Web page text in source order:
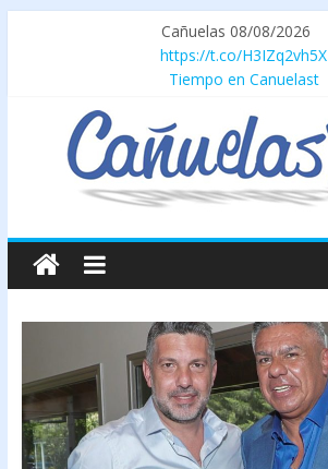
Cañuelas 08/08/2026
https://t.co/H3IZq2vh5X
Tiempo en Canuelast